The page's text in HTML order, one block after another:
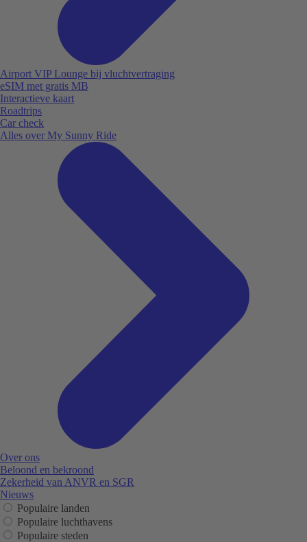
Airport VIP Lounge bij vluchtvertraging
eSIM met gratis MB
Interactieve kaart
Roadtrips
Car check
Alles over My Sunny Ride
Over ons
Beloond en bekroond
Zekerheid van ANVR en SGR
Nieuws
Populaire landen
Populaire luchthavens
Populaire steden